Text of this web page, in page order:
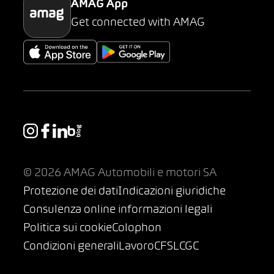
AMAG App
Get connected with AMAG
© 2026 AMAG Automobili e motori SA
Protezione dei datiIndicazioni giuridiche
Consulenza online informazioni legali
Politica sui cookieColophon
Condizioni generaliLavoroCFSLCGC